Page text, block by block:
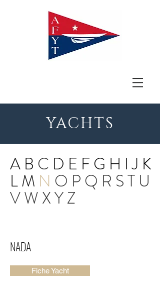
YACHTS
A B C D E FG H I J K
LM N O PQ R ST U
VWXYZ
NADA
Fiche Yacht